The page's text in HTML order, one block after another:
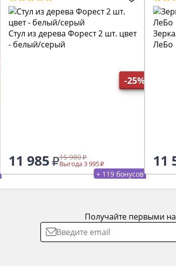
-25%
Стул из дерева Форест 2 шт. цвет
- белый/серый
11 985 15 980
Выгода 3 995
+ 119 бонусов
ЛеБо
11
Получайте первыми